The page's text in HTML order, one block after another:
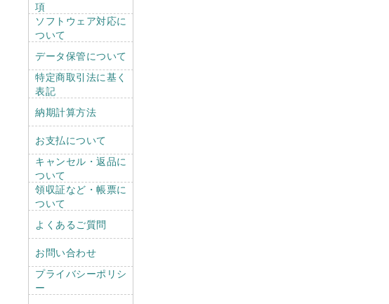
項
ソフトウェア対応に
ついて
データ保管について
特定商取引法に基く
表記
納期計算方法
お支払について
キャンセル・返品に
ついて
領収証など・帳票に
ついて
よくあるご質問
お問い合わせ
プライバシーポリシ
ー